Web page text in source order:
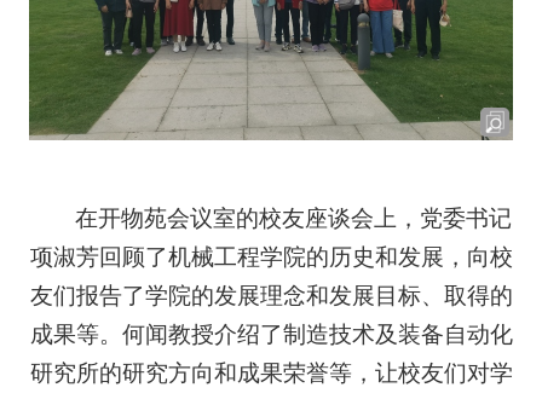
在开物苑会议室的校友座谈会上，党委书记
项淑芳回顾了机械工程学院的历史和发展，向校
友们报告了学院的发展理念和发展目标、取得的
成果等。何闻教授介绍了制造技术及装备自动化
研究所的研究方向和成果荣誉等，让校友们对学